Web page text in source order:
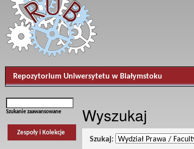
Repozytorium Uniwersytetu w Białymstoku
Szukanie zaawansowane
Zespoły i Kolekcje
Wyszukaj
Szukaj: